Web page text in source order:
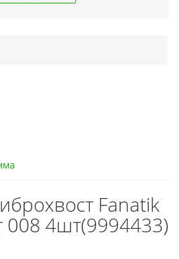
Fanatik
008 4шт(9994433)